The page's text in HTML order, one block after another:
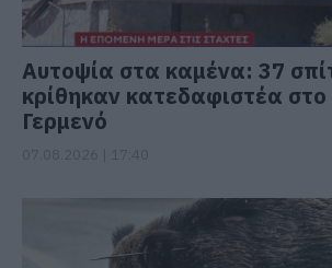
Αυτοψία στα καμένα: 37
κρίθηκαν κατεδαφιστέα
Γερμενό